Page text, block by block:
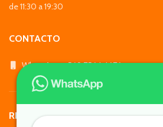
de 11:30 a 19:30
CONTACTO
WhatsApp: +569 7564 4676
REDES SOCIALES